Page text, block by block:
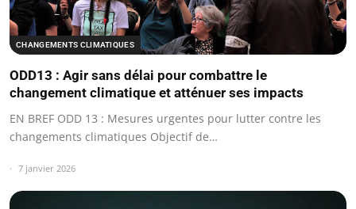
CHANGEMENTS CLIMATIQUES
ODD13 : Agir sans délai pour combattre le
changement climatique et atténuer ses impacts
EN BREF ODD 13 : Mesures urgentes pour lutter contre les
changements climatiques Objectif de…
7 janvier 2026